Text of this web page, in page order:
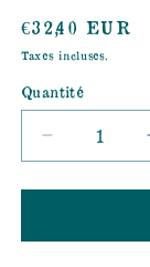
Prix
habituel
€32,40 EUR
Taxes incluses.
Quantité
Réduire